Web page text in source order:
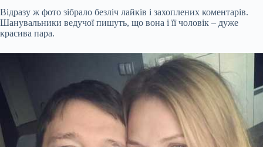
Відразу ж фото зібрало безліч лайків і захоплених коментарів.
Шанувальники ведучої пишуть, що вона і її чоловік – дуже
красива пара.